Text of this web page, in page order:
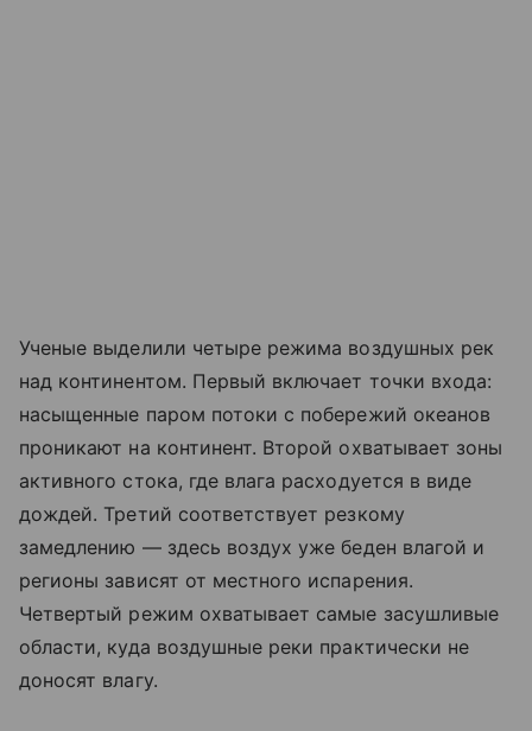
Ученые выделили четыре режима воздушных рек
над континентом. Первый включает точки входа:
насыщенные паром потоки с побережий океанов
проникают на континент. Второй охватывает зоны
активного стока, где влага расходуется в виде
дождей. Третий соответствует резкому
замедлению — здесь воздух уже беден влагой и
регионы зависят от местного испарения.
Четвертый режим охватывает самые засушливые
области, куда воздушные реки практически не
доносят влагу.